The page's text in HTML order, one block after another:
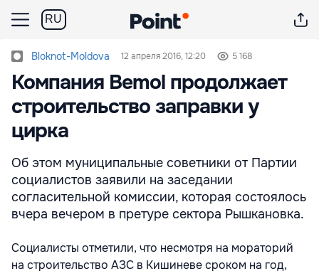
RU
Bloknot-Moldova 12 апреля 2016, 12:20 5 168
Компания Bemol продолжает
строительство заправки у
цирка
Об этом муниципальные советники от Партии
социалистов заявили на заседании
согласительной комиссии, которая состоялось
вчера вечером в претуре сектора Рышкановка.
Социалисты отметили, что несмотря на мораторий
на строительство АЗС в Кишиневе сроком на год,